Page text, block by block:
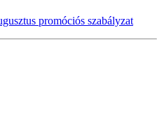
promóciós szabályzat